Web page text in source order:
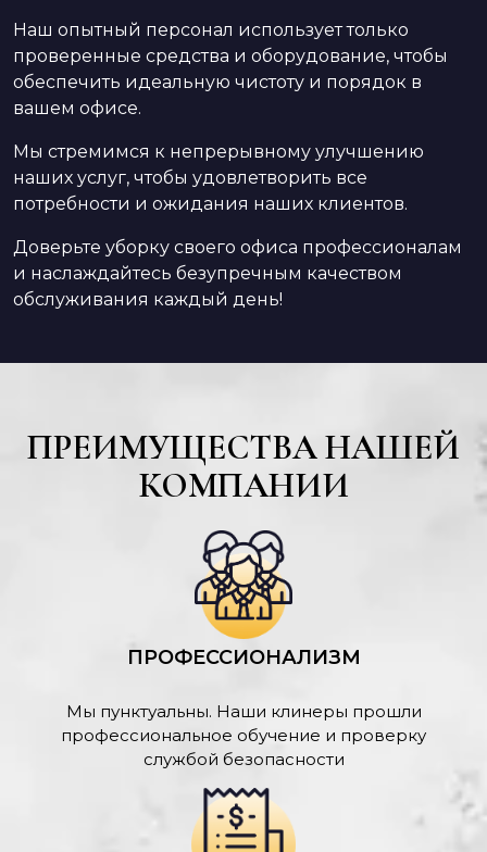
Наш опытный персонал использует только
проверенные средства и оборудование, чтобы
обеспечить идеальную чистоту и порядок в
вашем офисе.
Мы стремимся к непрерывному улучшению
наших услуг, чтобы удовлетворить все
потребности и ожидания наших клиентов.
Доверьте уборку своего офиса профессионалам
и наслаждайтесь безупречным качеством
обслуживания каждый день!
ПРЕИМУЩЕСТВА НАШЕЙ
КОМПАНИИ
ПРОФЕССИОНАЛИЗМ
Мы пунктуальны. Наши клинеры прошли
профессиональное обучение и проверку
службой безопасности